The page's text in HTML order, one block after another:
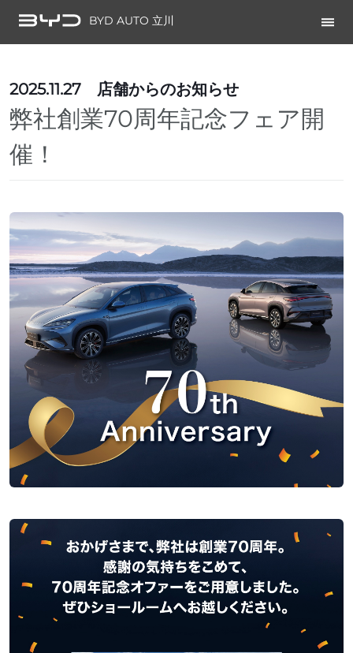
BYD AUTO 立川
2025.11.27 店舗からのお知らせ
弊社創業70周年記念フェア開
催！